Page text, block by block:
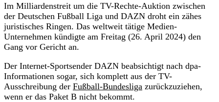
Im Milliardenstreit um die TV-Rechte-Auktion zwischen
der Deutschen Fußball Liga und DAZN droht ein zähes
juristisches Ringen. Das weltweit tätige Medien-
Unternehmen kündigte am Freitag (26. April 2024) den
Gang vor Gericht an.
Der Internet-Sportsender DAZN beabsichtigt nach dpa-
Informationen sogar, sich komplett aus der TV-
Ausschreibung der Fußball-Bundesliga zurückzuziehen,
wenn er das Paket B nicht bekommt.